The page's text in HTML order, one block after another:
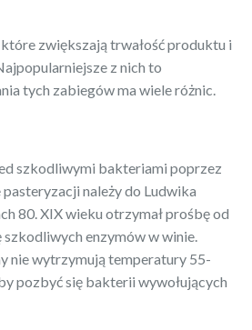
zwiększają trwałość produktu i
z nich to
tych zabiegów ma wiele różnic.
szkodliwymi bakteriami poprzez
należy do Ludwika
80. XIX wieku otrzymał prośbę od
enzymów w winie.
nie wytrzymują temperatury 55-
pozbyć się bakterii wywołujących